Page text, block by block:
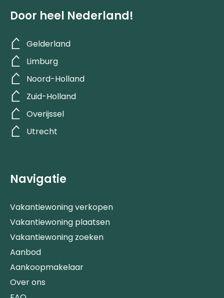
Door heel Nederland!
Gelderland
Limburg
Noord-Holland
Zuid-Holland
Overijssel
Utrecht
Navigatie
Vakantiewoning verkopen
Vakantiewoning plaatsen
Vakantiewoning zoeken
Aanbod
Aankoopmakelaar
Over ons